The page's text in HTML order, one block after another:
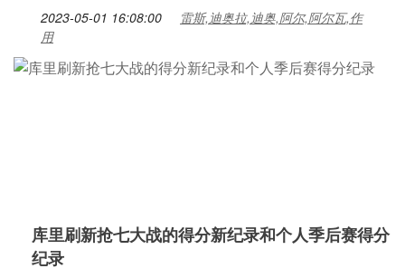
2023-05-01 16:08:00
雷斯,迪奥拉,迪奥,阿尔,阿尔瓦,作
用
库里刷新抢七大战的得分新纪录和个人季后赛得分
纪录